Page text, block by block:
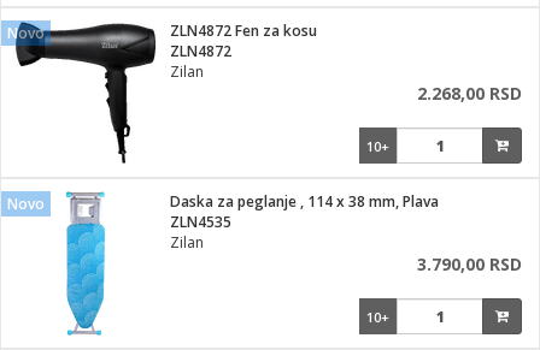
mesa
i oprema
brave
Novo
ZLN4872 Fen za kosu
ZLN4872
Zilan
2.268,00 RSD
10+
Novo
Daska za peglanje , 114 x 38 mm, Plava
ZLN4535
Zilan
3.790,00 RSD
10+